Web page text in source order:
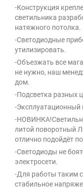
-Конструкция
светильника
натяжного потолка.
-Светодиодные
утилизировать.
-Объезжать все
не нужно, наш
дом.
-Подсветка разных
-Эксплуатационный
-
литой поворотный
отлично подойдёт
-Светодиоды не
электросети.
-Для работы таким
стабильное